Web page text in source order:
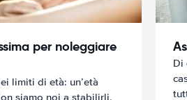
per noleggiare
limiti di età: un’età
siamo noi a stabilirli,
Di